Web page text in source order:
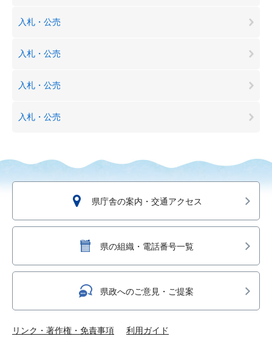
入札・公売
入札・公売
入札・公売
入札・公売
県庁舎の案内・交通アクセス
県の組織・電話番号一覧
県政へのご意見・ご提案
リンク・著作権・免責事項 利用ガイド